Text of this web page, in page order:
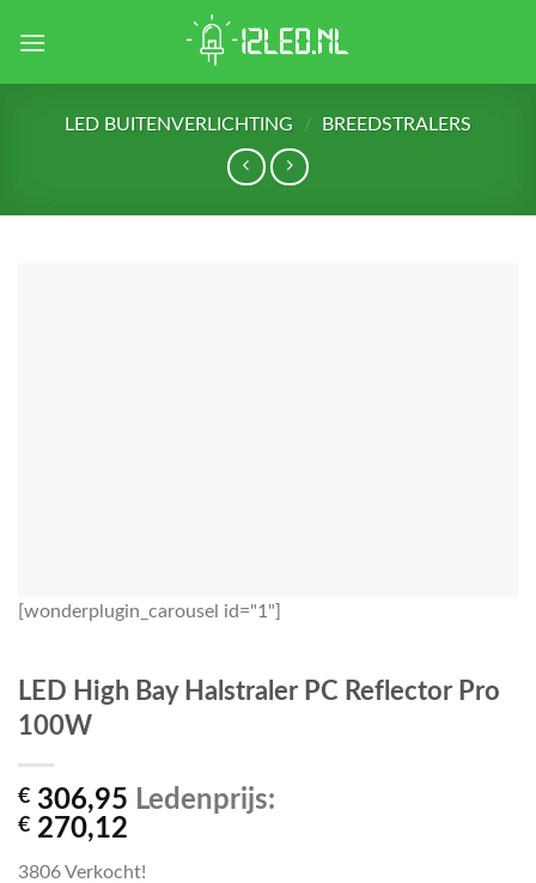
LED BUITENVERLICHTING / BREEDSTRALERS
[wonderplugin_carousel id="1"]
LED High Bay Halstraler PC Reflector Pro
100W
€ 306,95 Ledenprijs:
€ 270,12
3806Verkocht!